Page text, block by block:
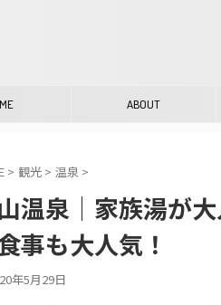
ABOUT
> 観光 > 温泉 >
温泉｜家族湯が
事も大人気！
年5月29日